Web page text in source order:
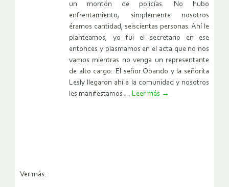
un montón de policías. No hubo
enfrentamiento, simplemente nosotros
éramos cantidad, seiscientas personas. Ahí le
planteamos, yo fui el secretario en ese
entonces y plasmamos en el acta que no nos
vamos mientras no venga un representante
de alto cargo. El señor Obando y la señorita
Lesly llegaron ahí a la comunidad y nosotros
les manifestamos ... Leer más →
Ver más: